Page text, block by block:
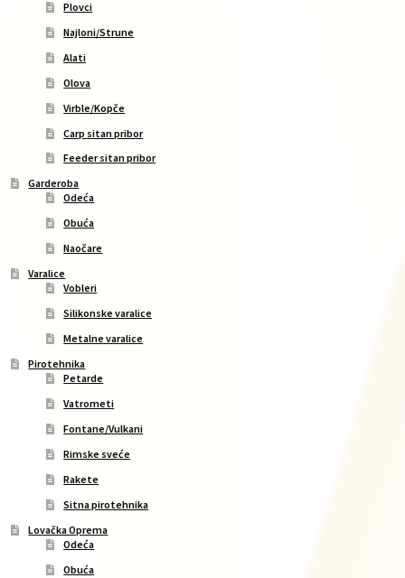
Plovci
Najloni/Strune
Alati
Olova
Virble/Kopče
Carp sitan pribor
Feeder sitan pribor
Garderoba
Odeća
Obuća
Naočare
Varalice
Vobleri
Silikonske varalice
Metalne varalice
Pirotehnika
Petarde
Vatrometi
Fontane/Vulkani
Rimske sveće
Rakete
Sitna pirotehnika
Lovačka Oprema
Odeća
Obuća